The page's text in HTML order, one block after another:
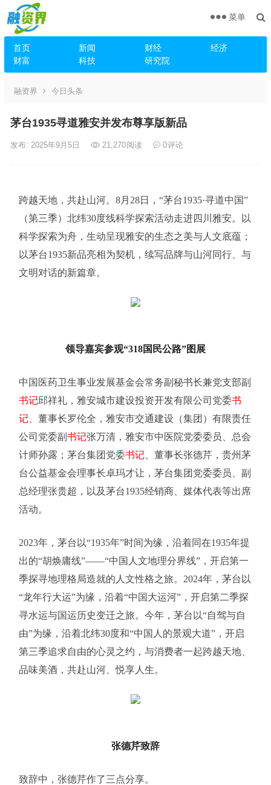
首页 新闻 财经
经济
财富
科技 研究院
菜单
融资界 今日头条
茅台1935寻道雅安并发布尊享版新品
发布: 2025年9月5日 21,270阅读 0评论
跨越天地，共赴山河。8月28日，“茅台1935·寻道中国”
（第三季）北纬30度线科学探索活动走进四川雅安。以
科学探索为舟，生动呈现雅安的生态之美与人文底蕴；
以茅台1935新品亮相为契机，续写品牌与山河同行、与
文明对话的新篇章。
领导嘉宾参观“318国民公路”图展
中国医药卫生事业发展基金会常务副秘书长兼党支部副
书记邱祥礼，雅安城市建设投资开发有限公司党委书
记、董事长罗伦全，雅安市交通建设（集团）有限责任
公司党委副 书记张万清，雅安市中医院党委委员、总会
计师孙露；茅台集团党委书记、董事长张德芹，贵州茅
台公益基金会理事长卓玛才让，茅台集团党委委员、副
总经理张贵超，以及茅台1935经销商、媒体代表等出席
活动。
2023年，茅台以“1935年”时间为缘，沿着同在1935年提
出的“胡焕庸线”——“中国人文地理分界线”，开启第一
季探寻地理格局造就的人文性格之旅。2024年，茅台以
“龙年行大运”为缘，沿着“中国大运河”，开启第二季探
寻水运与国运历史变迁之旅。今年，茅台以“自驾与自
由”为缘，沿着北纬30度和“中国人的景观大道”，开启
第三季追求自由的心灵之约，与消费者一起跨越天地、
品味美酒，共赴山河、悦享人生。
张德芹致辞
致辞中，张德芹作了三点分享。